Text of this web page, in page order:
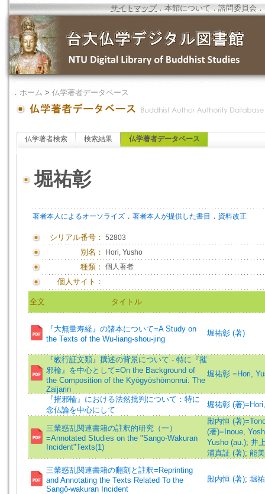
サイトマップ．本館について ．諮問委員会 ．
． ホーム > 仏学著者データベース
仏学著者検索 検索結果 仏学著者データベース
堀祐彰
著者本人によるオーソライズ ． 著者本人が提供した書目 ． 資料改正
シリアル番号： 52803
別名： Hori, Yusho
種類： 個人著者
個人サイト：
全文 タイトル
『大無量寿経』の諸本について=A Study on
the Texts of the Wu-liang-shou-jing
堀祐彰 (著)
『教行証文類』撰述の背景について - 特に『摧
邪輪』を中心として=On the Background of
the Composition of the Kyōgyōshōmonrui: The
Zaijarin
堀祐彰 =Hori,
『摧邪輪』における法然批判について：特に
念仏論を中心にして
堀祐彰 (著
三業惑乱関連書籍の註釈的研究（一）
=Annotated Studies on the "Sango-Wakuran
Incident"Texts(1)
殿内恒 (著
(著)=Inoue,
Yusho (au.); 井
浦真証 (著); 能
三業惑乱関連書籍の翻刻と註釈=Reprinting
and Annotating the Texts Related To the
Sangō-wakuran Incident
殿内恒 (著); 堀